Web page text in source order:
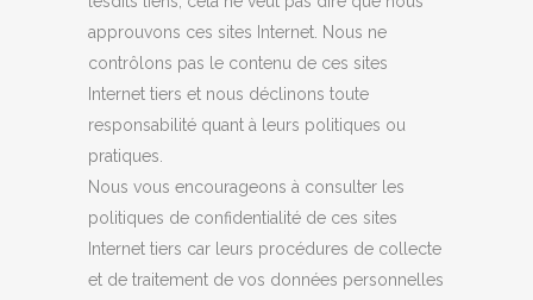
approuvons ces sites Internet. Nous ne
contrôlons pas le contenu de ces sites
Internet tiers et nous déclinons toute
responsabilité quant à leurs politiques ou
pratiques.
Nous vous encourageons à consulter les
politiques de confidentialité de ces sites
Internet tiers car leurs procédures de collecte
et de traitement de vos données personnelles